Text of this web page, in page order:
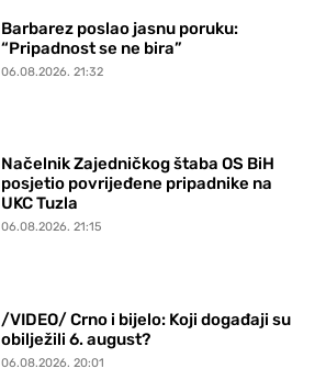
Barbarez poslao jasnu poruku:
“Pripadnost se ne bira”
06.08.2026. 21:32
Načelnik Zajedničkog štaba OS BiH
posjetio povrijeđene pripadnike na
UKC Tuzla
06.08.2026. 21:15
/VIDEO/ Crno i bijelo: Koji događaji su
obilježili 6. august?
06.08.2026. 20:01